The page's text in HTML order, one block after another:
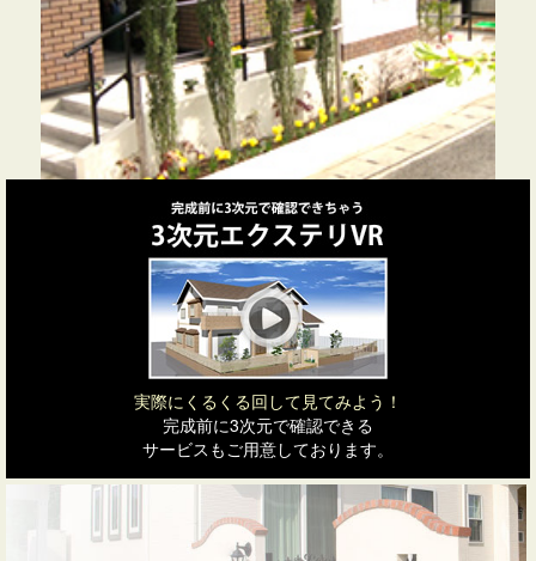
実際にくるくる回して見てみよう！
完成前に3次元で確認できる
サービスもご用意しております。